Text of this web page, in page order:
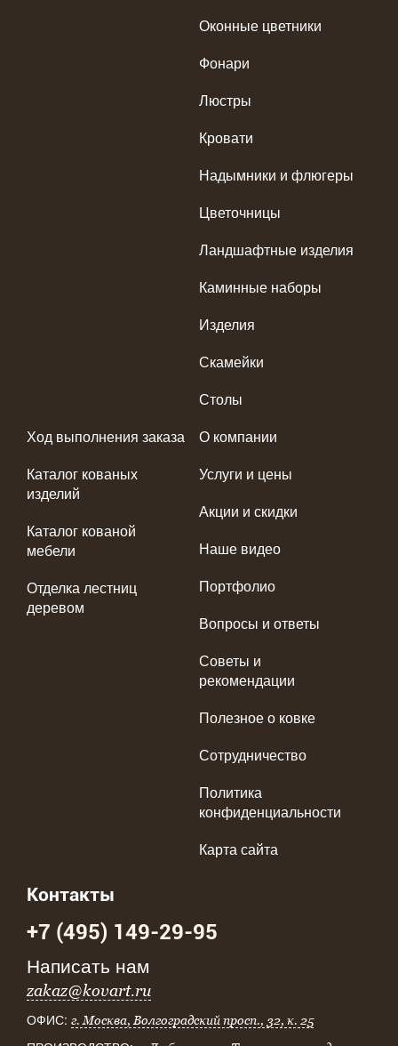
Оконные цветники
Фонари
Люстры
Кровати
Надымники и флюгеры
Цветочницы
Ландшафтные изделия
Каминные наборы
Изделия
Скамейки
Столы
Ход выполнения заказа
Каталог кованых
изделий
Каталог кованой
мебели
Отделка лестниц
деревом
О компании
Услуги и цены
Акции и скидки
Наше видео
Портфолио
Вопросы и ответы
Советы и
рекомендации
Полезное о ковке
Сотрудничество
Политика
конфиденциальности
Карта сайта
Контакты
+7 (495) 149-29-95
Написать нам
zakaz@kovart.ru
ОФИС: г. Москва, Волгоградский просп., 32, к. 25